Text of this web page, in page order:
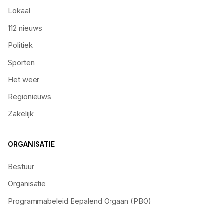
Lokaal
112 nieuws
Politiek
Sporten
Het weer
Regionieuws
Zakelijk
ORGANISATIE
Bestuur
Organisatie
Programmabeleid Bepalend Orgaan (PBO)